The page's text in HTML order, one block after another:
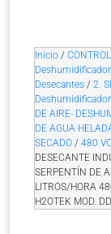
Inicio /
Desecantes / 2.
Deshumidificador
DE AIRE-
DE AGUA
SECADO / 480
DESECANTE
SERPENTÍN DE
LITROS/HORA
H2OTEK MOD.